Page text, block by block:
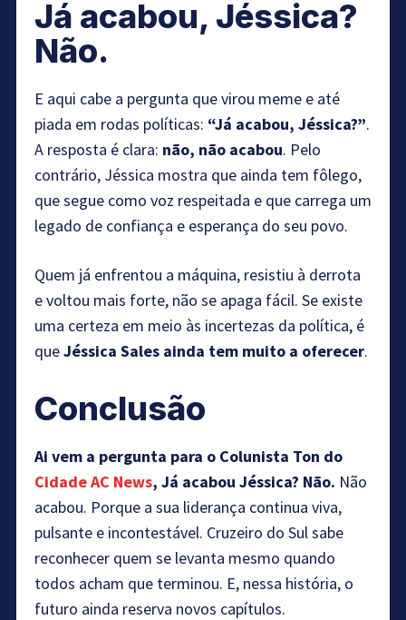
Já acabou, Jéssica?
Não.
E aqui cabe a pergunta que virou meme e até
piada em rodas políticas: “Já acabou, Jéssica?”.
A resposta é clara: não, não acabou. Pelo
contrário, Jéssica mostra que ainda tem fôlego,
que segue como voz respeitada e que carrega um
legado de confiança e esperança do seu povo.
Quem já enfrentou a máquina, resistiu à derrota
e voltou mais forte, não se apaga fácil. Se existe
uma certeza em meio às incertezas da política, é
queJéssica Sales ainda tem muito a oferecer.
Conclusão
Ai vem a pergunta para o Colunista Ton do
Cidade AC News, Já acabou Jéssica? Não. Não
acabou. Porque a sua liderança continua viva,
pulsante e incontestável. Cruzeiro do Sul sabe
reconhecer quem se levanta mesmo quando
todos acham que terminou. E, nessa história, o
futuro ainda reserva novos capítulos.